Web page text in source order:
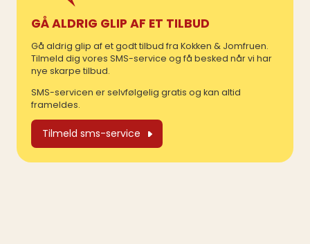
GÅ ALDRIG GLIP AF ET TILBUD
Gå aldrig glip af et godt tilbud fra Kokken & Jomfruen.
Tilmeld dig vores SMS-service og få besked når vi har
nye skarpe tilbud.
SMS-servicen er selvfølgelig gratis og kan altid
frameldes.
Tilmeld sms-service